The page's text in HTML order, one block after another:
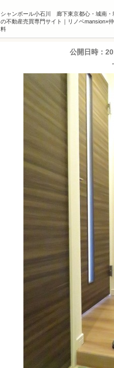
シャンボール小石川 廊下東京都心・城南・
の不動産売買専門サイト｜リノベmansion×
料
公開日時：